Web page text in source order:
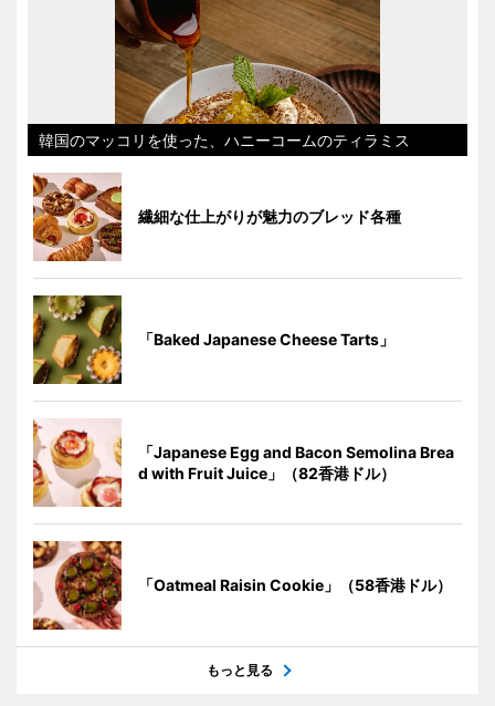
韓国のマッコリを使った、ハニーコームのティラミス
繊細な仕上がりが魅力のブレッド各種
「Baked Japanese Cheese Tarts」
「Japanese Egg and Bacon Semolina Brea
d with Fruit Juice」（82香港ドル）
「Oatmeal Raisin Cookie」（58香港ドル）
もっと見る